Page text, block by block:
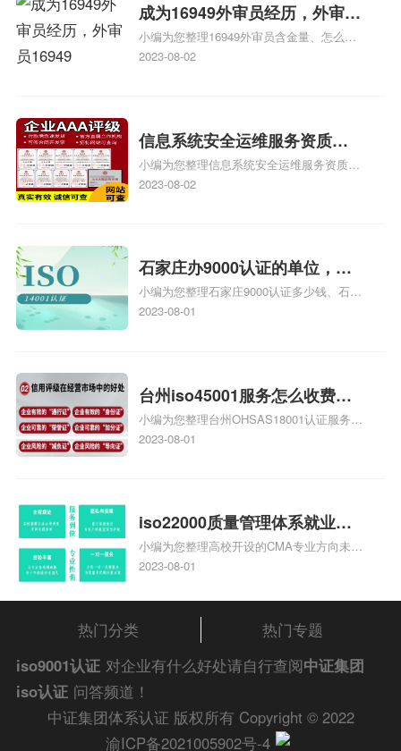
成为16949外审员经历，外审员
16949
小编为您整理16949外审员含金量、怎么才
能成为注册的TS16949:2009的外审员、我
2023-08-02
信息系统安全运维服务资质二
级费用，信息系统安全运维服
务资质二级
小编为您整理信息系统安全运维服务资质认
证证书机构有哪些、安全运维服务资质的费
体系认证知识，详情可查看下方正文！
2023-08-02
石家庄办9000认证的单位，石
家庄9000认证的公司
小编为您整理石家庄9000认证多少钱、石家
庄9000认证价格多少钱、石家庄9000认证
2023-08-01
台州iso45001服务怎么收费，
台州iso45001认证服务怎么收
费
小编为您整理台州OHSAS18001认证服务中
心哪家收费便宜、台州ISO9000认证，哪个
标准是什么相关iso体系认证知识，详情可
查看下方正文！
2023-08-01
iso22000质量管理体系就业方
向，质量管理与认证就业方向
小编为您整理高校开设的CMA专业方向未来
就业前景及就业方向如何、cma就业方向有
和cma未来就业方向、大学生考完cma，就
哪些就业方向相关iso体系认证知识，详情
可查看下方正文！
2023-08-01
热门分类
热门专题
iso9001认证 对企业有什么好处请自行查阅中证集团
iso认证 问答频道！
中证集团体系认证 版权所有 Copyright © 2022
渝ICP备2021005902号-4